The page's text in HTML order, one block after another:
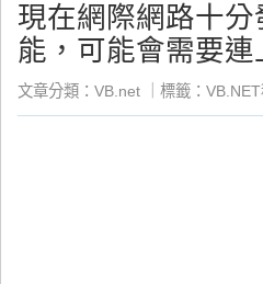
現在網際網路十
能，可能會需要
文章分類： VB.net 標籤：